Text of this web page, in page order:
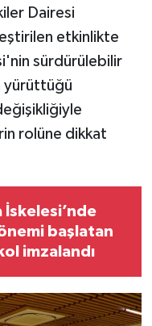
Dairesi
etkinlikte
sürdürülebilir
yürüttüğü
rolüne dikkat
İskelesi’nde
başlatan
imzalandı